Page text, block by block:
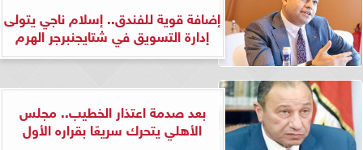
إضافة قوية للفندق.. إسلام ناجي يتولى
إدارة التسويق في شتايجنبرجر الهرم
بعد صدمة اعتذار الخطيب.. مجلس
الأهلي يتحرك سريعًا بقراره الأول